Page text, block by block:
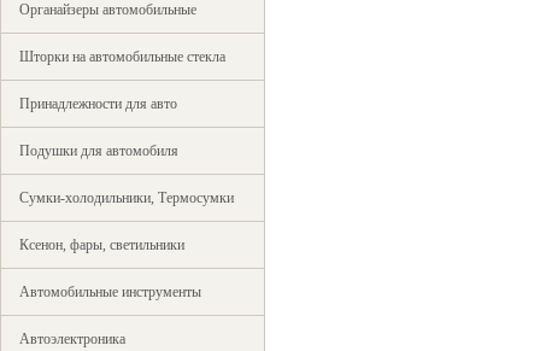
Органайзеры автомобильные
Шторки на автомобильные стекла
Принадлежности для авто
Подушки для автомобиля
Сумки-холодильники, Термосумки
Ксенон, фары, светильники
Автомобильные инструменты
Автоэлектроника